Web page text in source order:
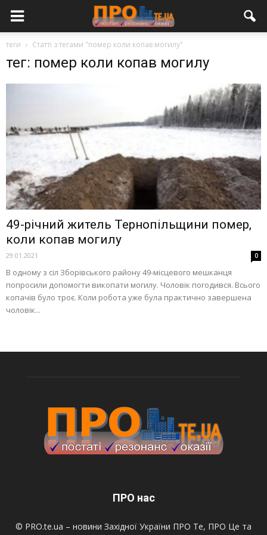
теги Статті з тегами "помер коли копав могилу"
тег: помер коли копав могилу
49-річний житель Тернопільщини помер,
коли копав могилу
29.01.2021 0
В одному з сіл Зборівського району 49-місцевого мешканця
попросили допомогти викопати могилу. Чоловік погодився. Всього
копачів було троє. Коли робота уже була практично завершена
чоловік...
ПРО нас
© PRO.te.ua – новини Західної України ПРО Те, ПРО Це та